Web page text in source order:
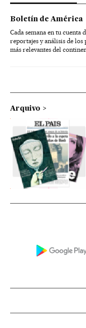
Boletín de América
Cada semana en tu cuenta
reportajes y análisis de los
más relevantes del
Arquivo